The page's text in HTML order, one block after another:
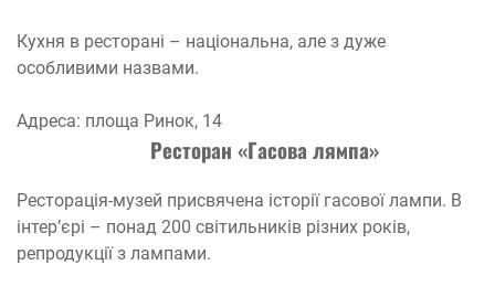
Кухня в ресторані – національна, але з дуже
особливими назвами.
Адреса: площа Ринок, 14
Ресторан «Гасова лямпа»
Ресторація-музей присвячена історії гасової лампи. В
інтер’єрі – понад 200 світильників різних років,
репродукції з лампами.